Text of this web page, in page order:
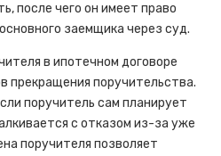
после чего он имеет право
заемщика через суд.
в ипотечном договоре
прекращения поручительства.
поручитель сам планирует
с отказом из-за уже
поручителя позволяет